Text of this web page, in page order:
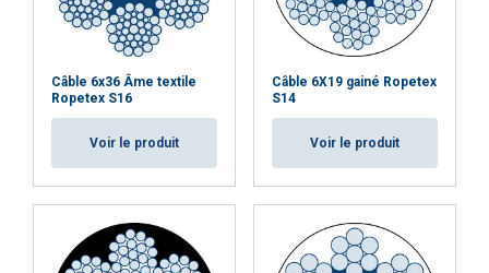
Câble 6x36 Âme textile
Ropetex S16
Voir le produit
Câble 6X19 gainé Ropetex
S14
Voir le produit